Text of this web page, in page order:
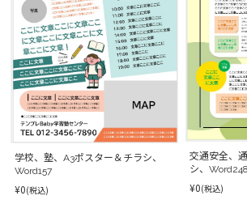
学校、塾、A3ポスター＆チラシ、
Word157
¥0(税込)
交通安全、
シ、Word248
¥0(税込)